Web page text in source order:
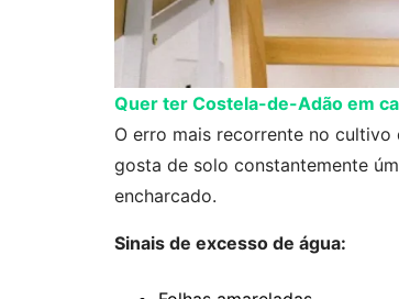
Quer ter Costela-de-Adão em
O erro mais recorrente no
gosta de solo constantemente
encharcado.
Sinais de excesso de água: